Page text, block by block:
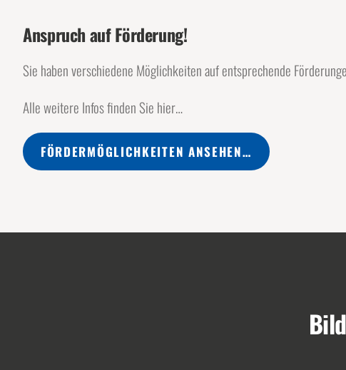
Anspruch auf Förderung!
Sie haben verschiedene Möglichkeiten auf entsprechende
Alle weitere Infos finden Sie hier…
FÖRDERMÖGLICHKEITEN ANSEHEN…